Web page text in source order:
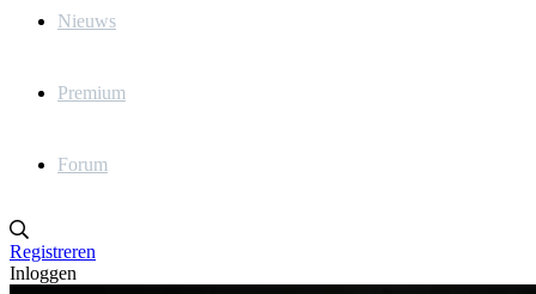
Nieuws
Premium
Forum
Registreren
Inloggen